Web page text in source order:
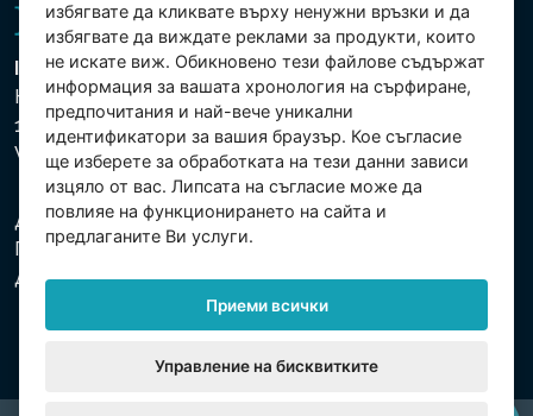
Intex Trading, s.r.o.
Hradecká 2526/3
130 00 Praha 3
Vinohrady - Česká republika
Дружеството е регистрирано в Градския съд в
Прага, раздел С, партида 74759. Ид.№: 26150808,
Данъчен Ид.№: CZ26150808.
избягвате да кликвате върху ненужни връзки и да
избягвате да виждате реклами за продукти, които
не искате виж. Обикновено тези файлове съдържат
информация за вашата хронология на сърфиране,
предпочитания и най-вече уникални
идентификатори за вашия браузър. Кое съгласие
ще изберете за обработката на тези данни зависи
изцяло от вас. Липсата на съгласие може да
повлияе на функционирането на сайта и
предлаганите Ви услуги.
Приеми всички
Управление на бисквитките